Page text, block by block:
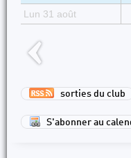
Lun 31 août
sorties du club
S'abonner au